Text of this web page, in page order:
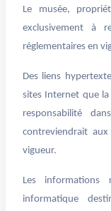
Le musée,
exclusivement à
réglementaires en
Des liens
sites Internet que
responsabilité
contreviendrait
vigueur.
Les informations
informatique